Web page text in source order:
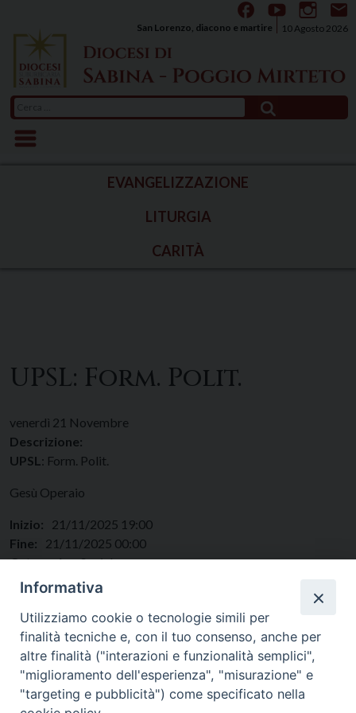
content
10 Agosto 2026
San Lorenzo, diacono e martire
per:
EVANGELIZZAZIONE
LITURGIA
CARITÀ
UPSL: Form. Polit.
venerdì 21 Novembre
Descrizione:
UPSL : Form. Polit.
Gesù Operaio
Inizio:
21/11/2025 19:00
Fine:
21/11/2025 00:00
Categorie: Sociale
Regione: Lazio
Informativa
Utilizziamo cookie o tecnologie simili per
finalità tecniche e, con il tuo consenso, anche per
altre finalità ("interazioni e funzionalità semplici",
"miglioramento dell'esperienza", "misurazione" e
"targeting e pubblicità") come specificato nella